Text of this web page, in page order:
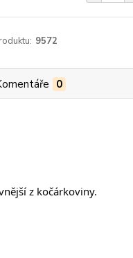
9572
0
z kočárkoviny.